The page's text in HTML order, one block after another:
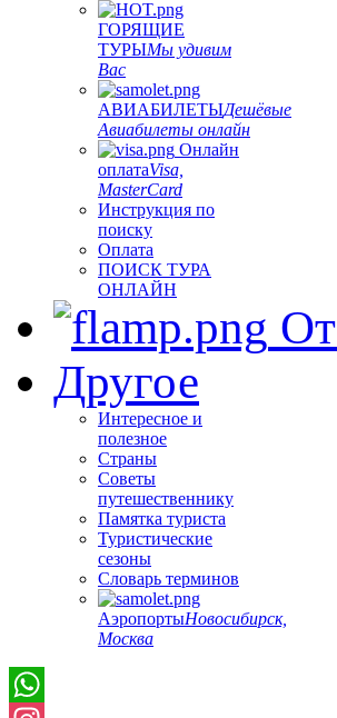
ГОРЯЩИЕ
ТУРЫМы удивим
Вас
АВИАБИЛЕТЫДешёвые
Авиабилеты онлайн
Онлайн
оплатаVisa,
MasterCard
Инструкция по
поиску
Оплата
ПОИСК ТУРА
ОНЛАЙН
Другое
Интересное и
полезное
Страны
Советы
путешественнику
Памятка туриста
Туристические
сезоны
Словарь терминов
АэропортыНовосибирск,
Москва